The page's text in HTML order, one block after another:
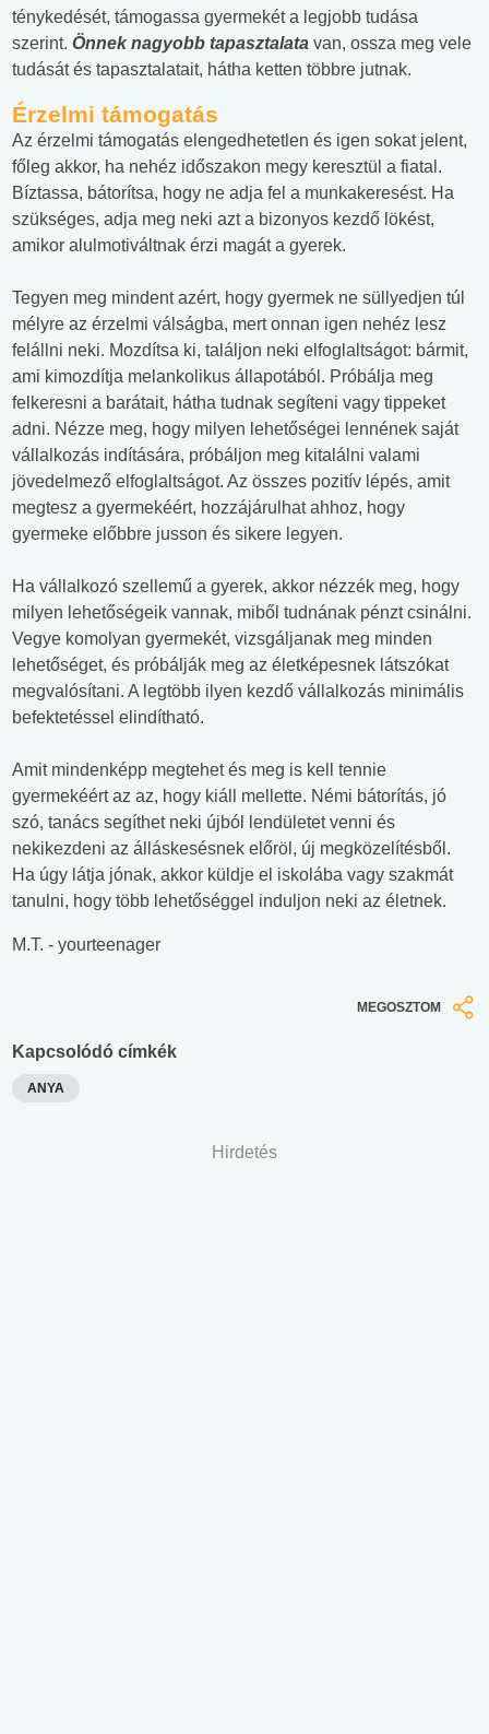
ténykedését, támogassa gyermekét a legjobb tudása
szerint. Önnek nagyobb tapasztalata van, ossza meg vele
tudását és tapasztalatait, hátha ketten többre jutnak.
Érzelmi támogatás
Az érzelmi támogatás elengedhetetlen és igen sokat jelent,
főleg akkor, ha nehéz időszakon megy keresztül a fiatal.
Bíztassa, bátorítsa, hogy ne adja fel a munkakeresést. Ha
szükséges, adja meg neki azt a bizonyos kezdő lökést,
amikor alulmotiváltnak érzi magát a gyerek.
Tegyen meg mindent azért, hogy gyermek ne süllyedjen túl
mélyre az érzelmi válságba, mert onnan igen nehéz lesz
felállni neki. Mozdítsa ki, találjon neki elfoglaltságot: bármit,
ami kimozdítja melankolikus állapotából. Próbálja meg
felkeresni a barátait, hátha tudnak segíteni vagy tippeket
adni. Nézze meg, hogy milyen lehetőségei lennének saját
vállalkozás indítására, próbáljon meg kitalálni valami
jövedelmező elfoglaltságot. Az összes pozitív lépés, amit
megtesz a gyermekéért, hozzájárulhat ahhoz, hogy
gyermeke előbbre jusson és sikere legyen.
Ha vállalkozó szellemű a gyerek, akkor nézzék meg, hogy
milyen lehetőségeik vannak, miből tudnának pénzt csinálni.
Vegye komolyan gyermekét, vizsgáljanak meg minden
lehetőséget, és próbálják meg az életképesnek látszókat
megvalósítani. A legtöbb ilyen kezdő vállalkozás minimális
befektetéssel elindítható.
Amit mindenképp megtehet és meg is kell tennie
gyermekéért az az, hogy kiáll mellette. Némi bátorítás, jó
szó, tanács segíthet neki újból lendületet venni és
nekikezdeni az álláskesésnek előröl, új megközelítésből.
Ha úgy látja jónak, akkor küldje el iskolába vagy szakmát
tanulni, hogy több lehetőséggel induljon neki az életnek.
M.T. - yourteenager
MEGOSZTOM
Kapcsolódó címkék
ANYA
Hirdetés